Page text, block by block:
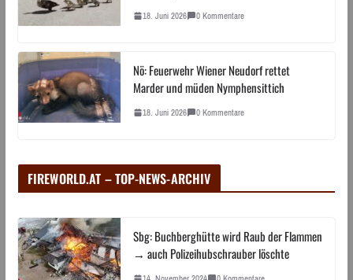
18. Juni 2026 0 Kommentare
Nö: Feuerwehr Wiener Neudorf rettet
Marder und müden Nymphensittich
18. Juni 2026 0 Kommentare
FIREWORLD.AT – TOP-NEWS-ARCHIV
Sbg: Buchberghütte wird Raub der Flammen
→ auch Polizeihubschrauber löschte